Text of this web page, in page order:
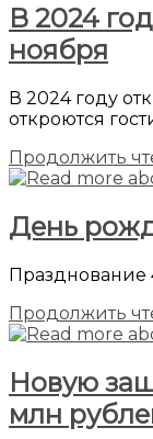
В 2024
ноября
В 2024 году
откроются
Продолжить
День
Празднование
Продолжить
Новую
млн